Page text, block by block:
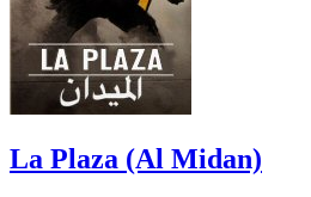
La Plaza (Al Midan)